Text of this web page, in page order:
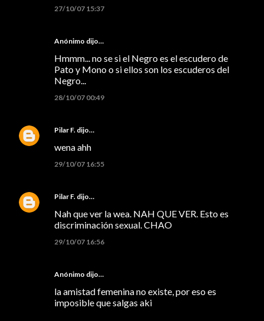
27/10/07 15:37
Anónimo dijo…
Hmmm... no se si el Negro es el escudero de
Pato y Mono o si ellos son los escuderos del
Negro...
28/10/07 00:49
Pilar F. dijo…
wena ahh
29/10/07 16:55
Pilar F. dijo…
Nah que ver la wea. NAH QUE VER. Esto es
discriminación sexual. CHAO
29/10/07 16:56
Anónimo dijo…
la amistad femenina no existe, por eso es
imposible que salgas aki